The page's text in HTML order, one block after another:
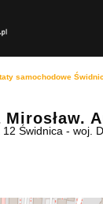
samochodowe
Mirosław.
12 Świdnica - woj.